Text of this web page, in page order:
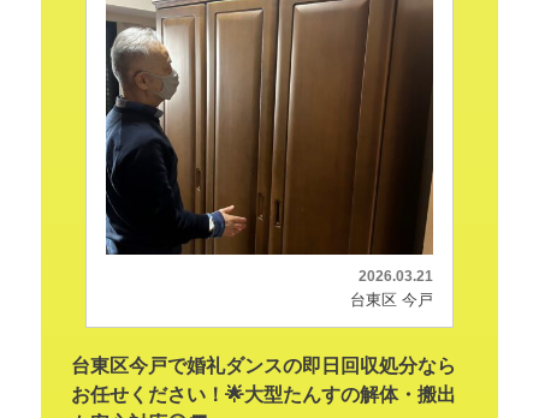
2026.03.21
台東区 今戸
台東区今戸で婚礼ダンスの即日回収処分なら
お任せください！🌟大型たんすの解体・搬出